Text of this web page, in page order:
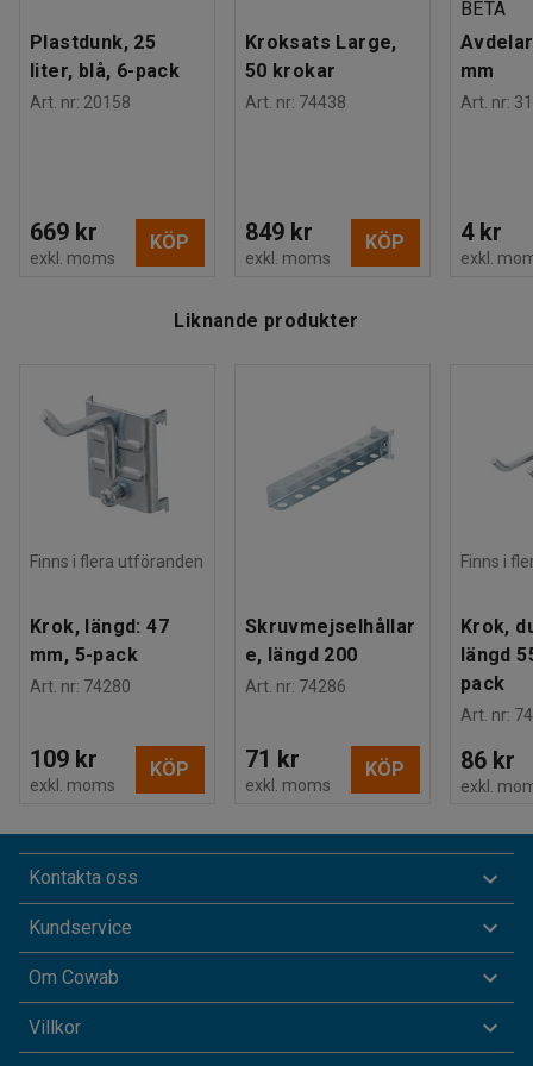
Plastdunk, 25
liter, blå, 6-pack
Art. nr: 20158
669 kr
exkl. moms
KÖP
Kroksats Large,
50 krokar
Art. nr: 74438
849 kr
exkl. moms
KÖP
BETA
mm
Art. nr:
4 kr
exkl.
Liknande produkter
Finns i flera utföranden
Krok, längd: 47
mm, 5-pack
Art. nr: 74280
109 kr
exkl. moms
KÖP
Skruvmejselhållar
e, längd 200
Art. nr: 74286
71 kr
exkl. moms
KÖP
Finns i
Krok,
längd
pack
Art. nr:
86 kr
exkl.
Kontakta oss
Kundservice
Om Cowab
Villkor